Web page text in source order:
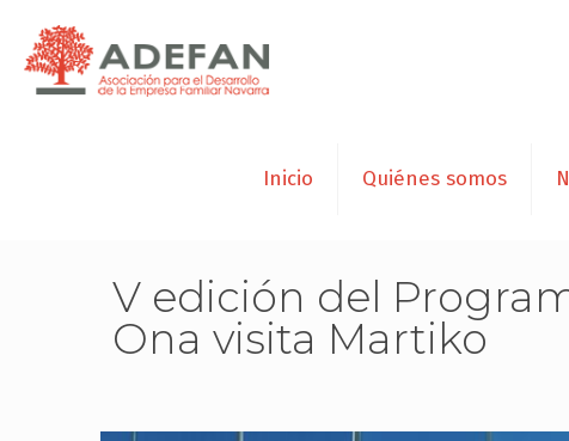
Inicio Quiénes somos
V edición del
Ona visita Martiko